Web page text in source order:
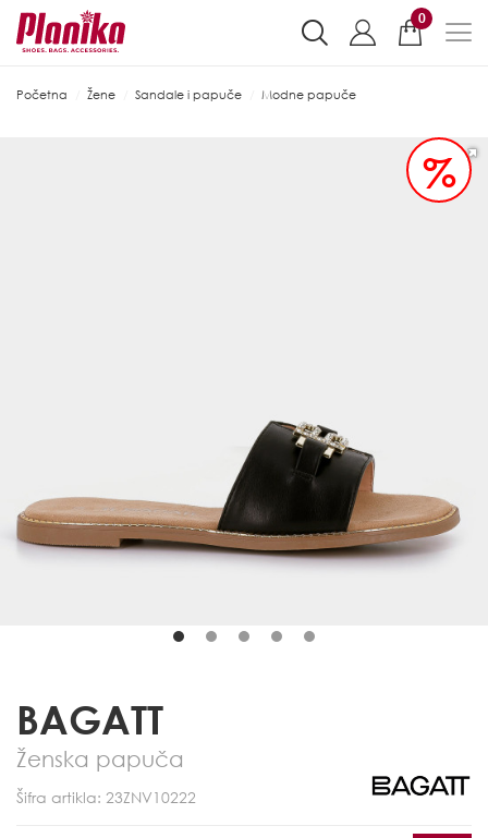
0
Početna Žene Sandale i papuče Modne papuče
%
BAGATT
Ženska papuča
Šifra artikla: 23ZNV10222